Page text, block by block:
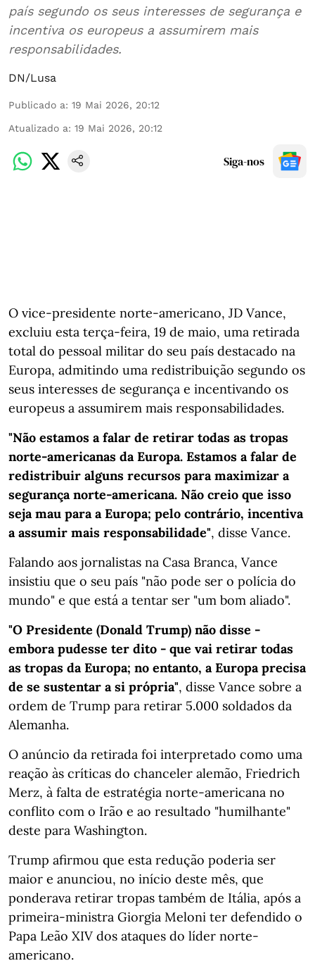
país segundo os seus interesses de segurança e
incentiva os europeus a assumirem mais
responsabilidades.
DN/Lusa
Publicado a: 19 Mai 2026, 20:12
Atualizado a: 19 Mai 2026, 20:12
Siga-nos
O vice-presidente norte-americano, JD Vance,
excluiu esta terça-feira, 19 de maio, uma retirada
total do pessoal militar do seu país destacado na
Europa, admitindo uma redistribuição segundo os
seus interesses de segurança e incentivando os
europeus a assumirem mais responsabilidades.
"Não estamos a falar de retirar todas as tropas
norte-americanas da Europa. Estamos a falar de
redistribuir alguns recursos para maximizar a
segurança norte-americana. Não creio que isso
seja mau para a Europa; pelo contrário, incentiva
a assumir mais responsabilidade", disse Vance.
Falando aos jornalistas na Casa Branca, Vance
insistiu que o seu país "não pode ser o polícia do
mundo" e que está a tentar ser "um bom aliado".
"O Presidente (Donald Trump) não disse -
embora pudesse ter dito - que vai retirar todas
as tropas da Europa; no entanto, a Europa precisa
de se sustentar a si própria", disse Vance sobre a
ordem de Trump para retirar 5.000 soldados da
Alemanha.
O anúncio da retirada foi interpretado como uma
reação às críticas do chanceler alemão, Friedrich
Merz, à falta de estratégia norte-americana no
conflito com o Irão e ao resultado "humilhante"
deste para Washington.
Trump afirmou que esta redução poderia ser
maior e anunciou, no início deste mês, que
ponderava retirar tropas também de Itália, após a
primeira-ministra Giorgia Meloni ter defendido o
Papa Leão XIV dos ataques do líder norte-
americano.